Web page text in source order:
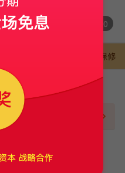
真机实拍 /10